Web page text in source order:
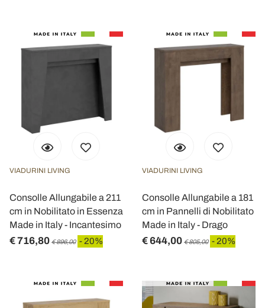
VIADURINI LIVING
Consolle Allungabile a 211
cm in Nobilitato in Essenza
Made in Italy - Incantesimo
€ 716,80 € 896,00 - 20%
VIADURINI LIVING
Consolle Allungabile a 181
cm in Pannelli di Nobilitato
Made in Italy - Drago
€ 644,00 € 805,00 - 20%